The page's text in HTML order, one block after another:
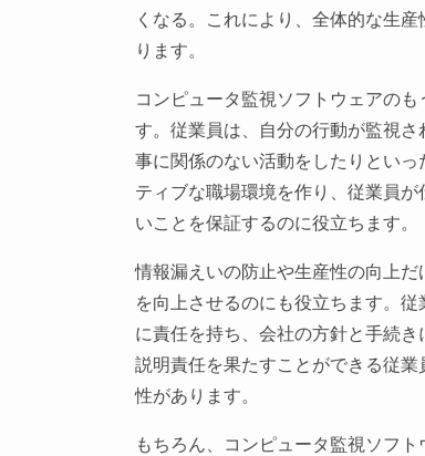
くなる。これにより、全体的な生
ります。
コンピュータ監視ソフトウェアの
す。従業員は、自分の行動が監視
事に関係のない活動をしたりとい
ティブな職場環境を作り、従業員
いことを保証するのに役立ちます。
情報漏えいの防止や生産性の向上
を向上させるのにも役立ちます。
に責任を持ち、会社の方針と手続
説明責任を果たすことができる従
性があります。
もちろん、コンピュータ監視ソフ